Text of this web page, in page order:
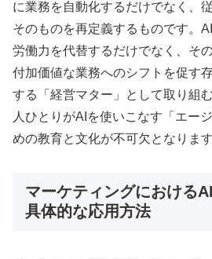
に業務を自動化するだけでなく、
そのものを再定義するものです。
労働力を代替するだけでなく、そ
付加価値な業務へのシフトを促す
する「経営マター」として取り組
人ひとりがAIを使いこなす「エー
めの教育と文化が不可欠となります
マーケティングにおける
具体的な応用方法